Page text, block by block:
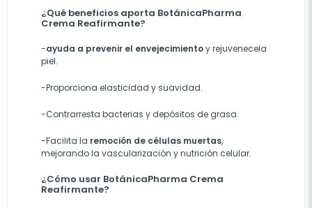
¿Qué beneficios aporta BotánicaPharma
Crema Reafirmante?
-ayuda a prevenir el envejecimientoy rejuvenecela
piel.
-Proporciona elasticidad y suavidad.
-Contrarresta bacterias y depósitos de grasa.
-Facilita la remoción de células muertas,
mejorando la vascularización y nutrición celular.
¿Cómo usar BotánicaPharma Crema
Reafirmante?